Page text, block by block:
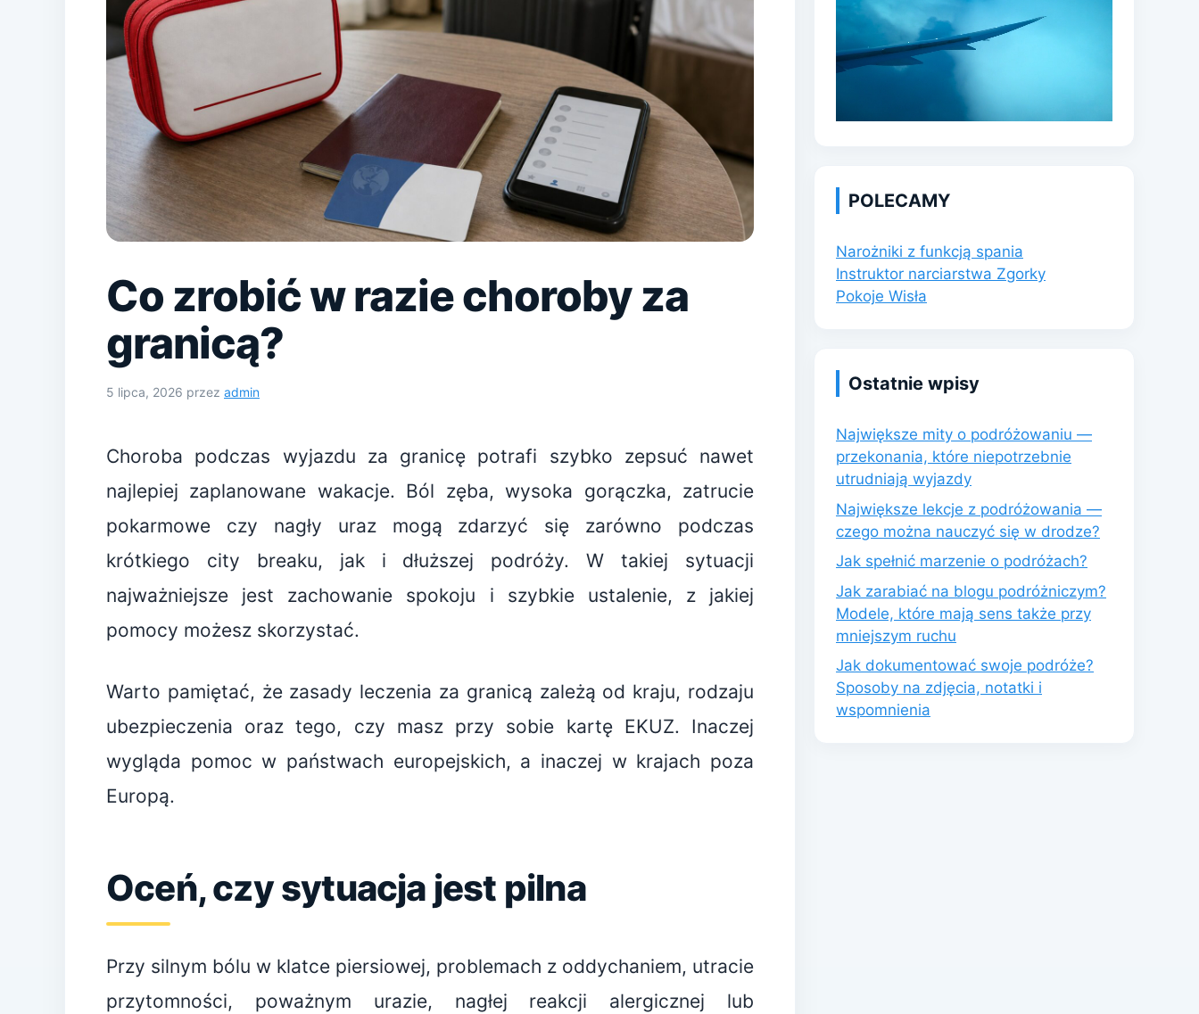
Co zrobić w razie choroby za
granicą?
5 lipca, 2026 przez admin
Choroba podczas wyjazdu za granicę potrafi szybko zepsuć nawet
najlepiej zaplanowane wakacje. Ból zęba, wysoka gorączka, zatrucie
pokarmowe czy nagły uraz mogą zdarzyć się zarówno podczas
krótkiego city breaku, jak i dłuższej podróży. W takiej sytuacji
najważniejsze jest zachowanie spokoju i szybkie ustalenie, z jakiej
pomocy możesz skorzystać.
Warto pamiętać, że zasady leczenia za granicą zależą od kraju, rodzaju
ubezpieczenia oraz tego, czy masz przy sobie kartę EKUZ. Inaczej
wygląda pomoc w państwach europejskich, a inaczej w krajach poza
Europą.
Oceń, czy sytuacja jest pilna
Przy silnym bólu w klatce piersiowej, problemach z oddychaniem, utracie
przytomności, poważnym urazie, nagłej reakcji alergicznej lub
POLECAMY
Narożniki z funkcją spania
Instruktor narciarstwa Zgorky
Pokoje Wisła
Ostatnie wpisy
Największe mity o podróżowaniu —
przekonania, które niepotrzebnie
utrudniają wyjazdy
Największe lekcje z podróżowania —
czego można nauczyć się w drodze?
Jak spełnić marzenie o podróżach?
Jak zarabiać na blogu podróżniczym?
Modele, które mają sens także przy
mniejszym ruchu
Jak dokumentować swoje podróże?
Sposoby na zdjęcia, notatki i
wspomnienia